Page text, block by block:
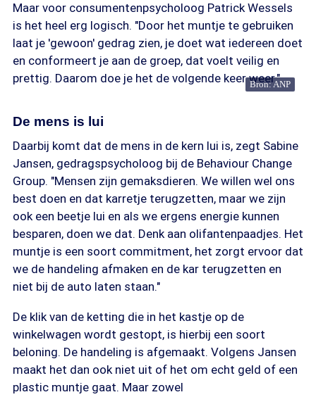
Maar voor consumentenpsycholoog Patrick Wessels
is het heel erg logisch. "Door het muntje te gebruiken
laat je 'gewoon' gedrag zien, je doet wat iedereen doet
en conformeert je aan de groep, dat voelt veilig en
prettig. Daarom doe je het de volgende keer weer."
Bron: ANP
De mens is lui
Daarbij komt dat de mens in de kern lui is, zegt Sabine
Jansen, gedragspsycholoog bij de Behaviour Change
Group. "Mensen zijn gemaksdieren. We willen wel ons
best doen en dat karretje terugzetten, maar we zijn
ook een beetje lui en als we ergens energie kunnen
besparen, doen we dat. Denk aan olifantenpaadjes. Het
muntje is een soort commitment, het zorgt ervoor dat
we de handeling afmaken en de kar terugzetten en
niet bij de auto laten staan."
De klik van de ketting die in het kastje op de
winkelwagen wordt gestopt, is hierbij een soort
beloning. De handeling is afgemaakt. Volgens Jansen
maakt het dan ook niet uit of het om echt geld of een
plastic muntje gaat. Maar zowel